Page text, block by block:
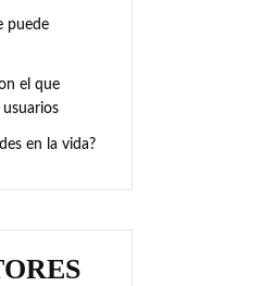
puede
el que
en la vida?